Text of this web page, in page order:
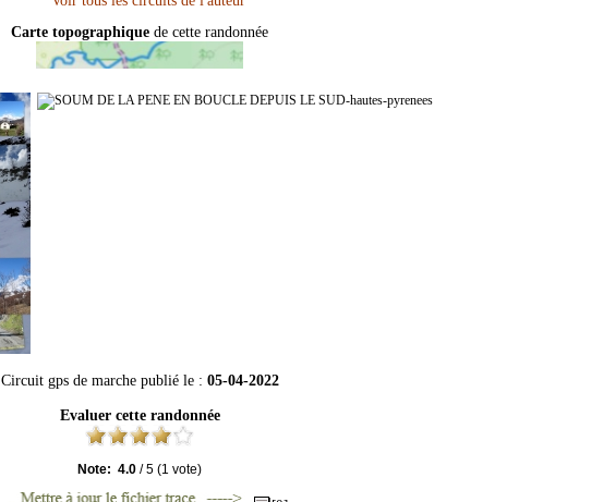
Carte topographique de cette randonnée
Circuit gps de marche publié le : 05-04-2022
Evaluer cette randonnée
Note: 4.0 /5 (1 vote)